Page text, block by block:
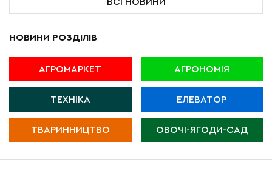
ВСІ НОВИНИ
НОВИНИ РОЗДІЛІВ
АГРОМАРКЕТ АГРОНОМІЯ
ТЕХНІКА ЕЛЕВАТОР
ТВАРИННИЦТВО ОВОЧІ-ЯГОДИ-САД